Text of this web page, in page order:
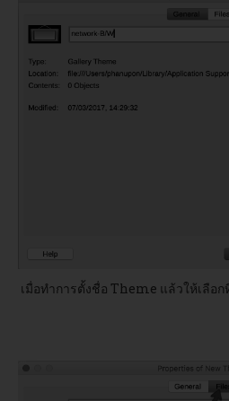
เมื่อทำการตั้งชื่อ Theme แล้วให้เลือ